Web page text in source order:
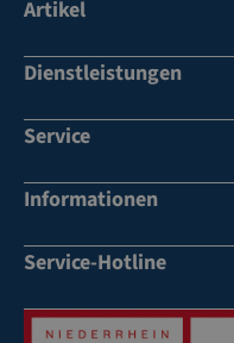
Artikel
Dienstleistungen
Service
Informationen
Service-Hotline